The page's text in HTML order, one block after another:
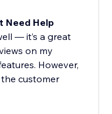
Need Help
— it’s a great
on my
However,
customer